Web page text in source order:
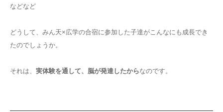
などなど
どうして、みん天×広学の合宿に参加した子達がこんなにも成長でき
たのでしょうか。
それは、 実体験を通して、脳が発達したからなのです。